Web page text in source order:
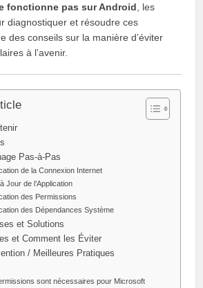
fonctionne pas sur Android , les
diagnostiquer et résoudre ces
des conseils sur la manière d’éviter
à l’avenir.
Pas-à-Pas
de la Connexion Internet
Jour de l’Application
des Permissions
des Dépendances Système
et Solutions
et Comment les Éviter
/ Meilleures Pratiques
sont nécessaires pour Microsoft